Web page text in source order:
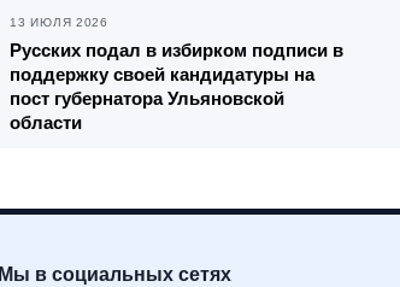
13 ИЮЛЯ 2026
Русских подал в избирком подписи в
поддержку своей кандидатуры на
пост губернатора Ульяновской
области
Мы в социальных сетях